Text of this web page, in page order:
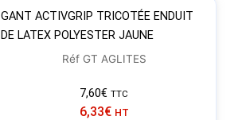
GANT ACTIVGRIP TRICOTÉE ENDUIT
DE LATEX POLYESTER JAUNE
Réf GT AGLITES
7,60€ TTC
6,33€ HT